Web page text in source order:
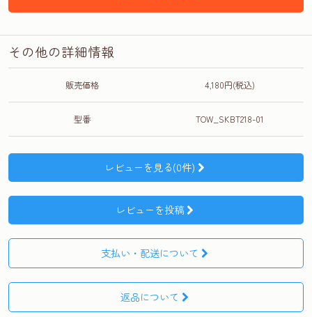
その他の詳細情報
販売価格 4,180円(税込)
型番 TOW_SKBT218-01
レビューを見る(0件)
レビューを投稿
支払い・配送について
返品について